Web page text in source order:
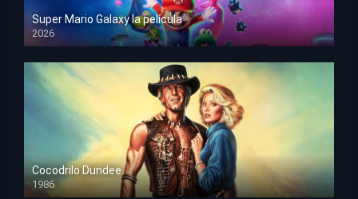
Super Mario Galaxy la película
2026
HD 1080p
Cocodrilo Dundee
1986
HD 1080p